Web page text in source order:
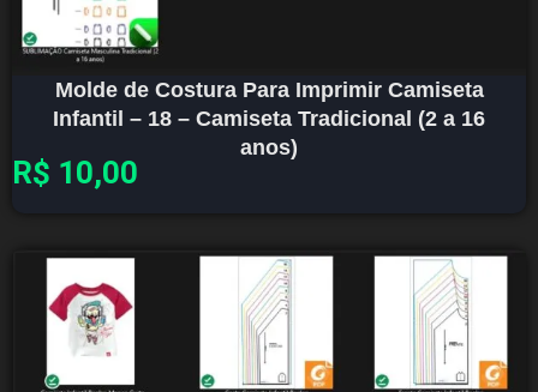
Molde de Costura Para Imprimir Camiseta
Infantil – 18 – Camiseta Tradicional (2 a 16
anos)
R$ 10,00